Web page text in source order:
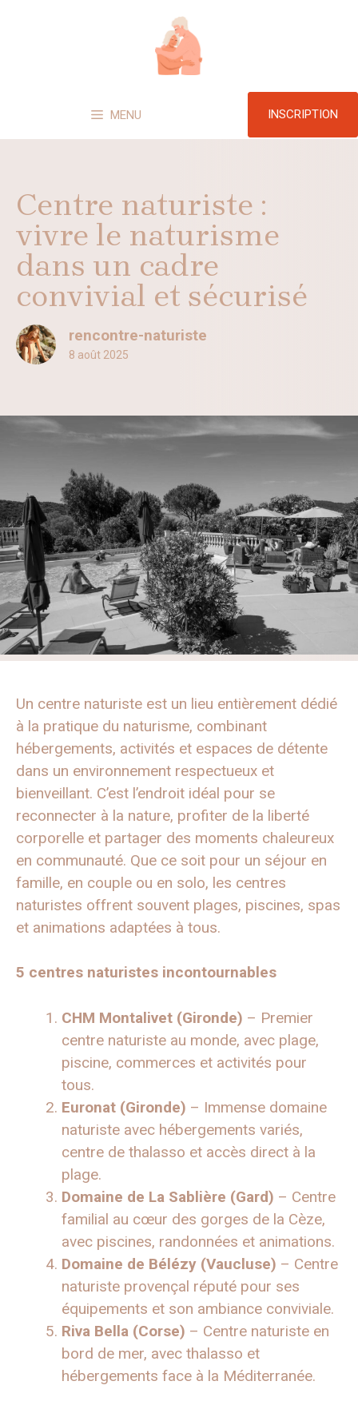
MENU INSCRIPTION
Centre naturiste :
vivre le naturisme
dans un cadre
convivial et sécurisé
rencontre-naturiste
8 août 2025
Un centre naturiste est un lieu entièrement dédié
à la pratique du naturisme, combinant
hébergements, activités et espaces de détente
dans un environnement respectueux et
bienveillant. C’est l’endroit idéal pour se
reconnecter à la nature, profiter de la liberté
corporelle et partager des moments chaleureux
en communauté. Que ce soit pour un séjour en
famille, en couple ou en solo, les centres
naturistes offrent souvent plages, piscines, spas
et animations adaptées à tous.
5 centres naturistes incontournables
CHM Montalivet (Gironde) – Premier
centre naturiste au monde, avec plage,
piscine, commerces et activités pour
tous.
Euronat (Gironde) – Immense domaine
naturiste avec hébergements variés,
centre de thalasso et accès direct à la
plage.
Domaine de La Sablière (Gard) – Centre
familial au cœur des gorges de la Cèze,
avec piscines, randonnées et animations.
Domaine de Bélézy (Vaucluse) – Centre
naturiste provençal réputé pour ses
équipements et son ambiance conviviale.
Riva Bella (Corse) – Centre naturiste en
bord de mer, avec thalasso et
hébergements face à la Méditerranée.